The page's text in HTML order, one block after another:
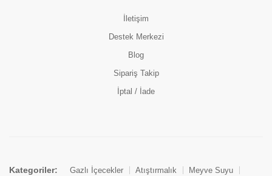
İletişim
Destek Merkezi
Blog
Sipariş Takip
İptal / İade
Kategoriler: Gazlı İçecekler Atıştırmalık
Meyve Suyu